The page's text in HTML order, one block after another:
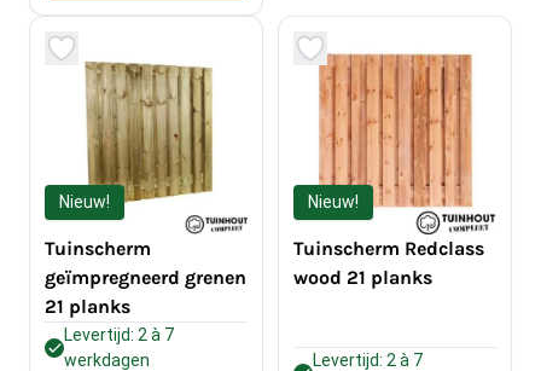
Nieuw!
Tuinscherm
geïmpregneerd grenen
21 planks
Levertijd: 2 à 7
werkdagen
Nieuw!
Tuinscherm Redclass
wood 21 planks
Levertijd: 2 à 7